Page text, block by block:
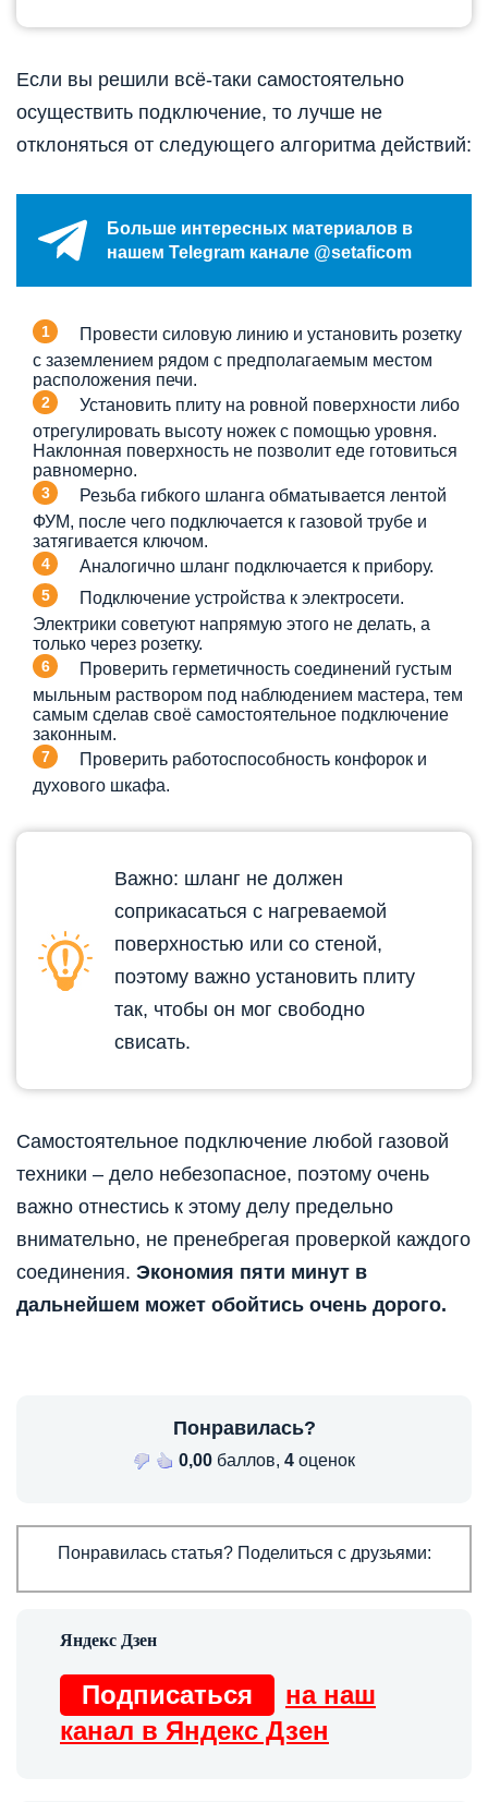
Если вы решили всё-таки самостоятельно
осуществить подключение, то лучше не
отклоняться от следующего алгоритма действий:
Больше интересных материалов в
нашем Telegram канале @setaficom
Провести силовую линию и установить розетку
с заземлением рядом с предполагаемым местом
расположения печи.
Установить плиту на ровной поверхности либо
отрегулировать высоту ножек с помощью уровня.
Наклонная поверхность не позволит еде готовиться
равномерно.
Резьба гибкого шланга обматывается лентой
ФУМ, после чего подключается к газовой трубе и
затягивается ключом.
Аналогично шланг подключается к прибору.
Подключение устройства к электросети.
Электрики советуют напрямую этого не делать, а
только через розетку.
Проверить герметичность соединений густым
мыльным раствором под наблюдением мастера, тем
самым сделав своё самостоятельное подключение
законным.
Проверить работоспособность конфорок и
духового шкафа.
Важно: шланг не должен
соприкасаться с нагреваемой
поверхностью или со стеной,
поэтому важно установить плиту
так, чтобы он мог свободно
свисать.
Самостоятельное подключение любой газовой
техники – дело небезопасное, поэтому очень
важно отнестись к этому делу предельно
внимательно, не пренебрегая проверкой каждого
соединения. Экономия пяти минут в
дальнейшем может обойтись очень дорого.
Понравилась?
0,00 баллов, 4 оценок
Понравилась статья? Поделиться с друзьями:
Подписаться
на наш
канал в Яндекс Дзен